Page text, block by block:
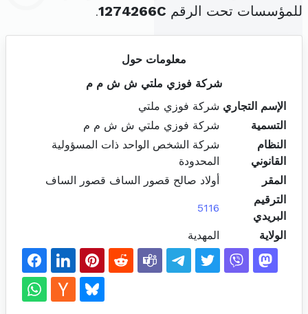
للمؤسسات تحت الرقم 1274266C
.
معلومات حول
شركة فوزي ملتي ش ش م م
الإسم التجاري شركة فوزي ملتي
التسمية
شركة فوزي ملتي ش ش م م
النظام
القانوني
شركة الشخص الواحد ذات المسؤولية
المحدودة
المقر
أولاد صالح قصور الساف قصور الساف
الترقيم
البريدي
5116
الولاية المهدية